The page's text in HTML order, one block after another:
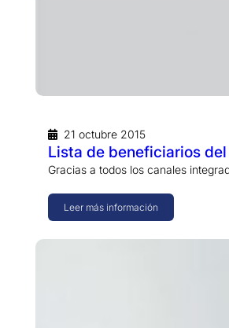
21 octubre 2015
Lista de beneficiarios del
Gracias a todos los canales
Leer más información